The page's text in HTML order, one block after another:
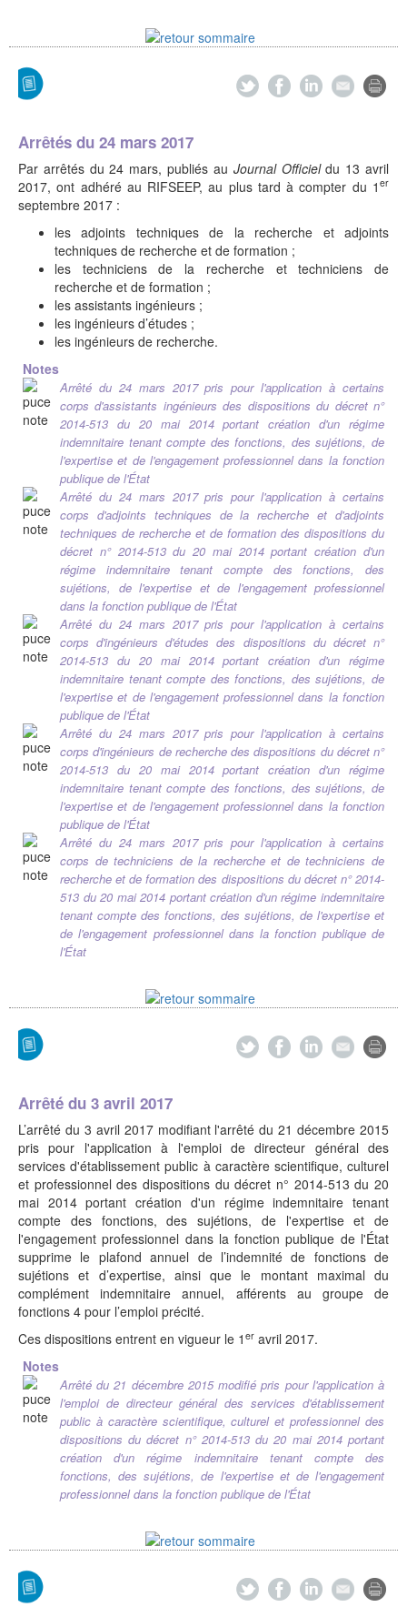
Arrêtés du 24 mars 2017
Par arrêtés du 24 mars, publiés au Journal Officieldu 13 avril
2017, ont adhéré au RIFSEEP, au plus tard à compter du 1 er
septembre 2017 :
les adjoints techniques de la recherche et adjoints
techniques de recherche et de formation ;
les techniciens de la recherche et techniciens de
recherche et de formation ;
les assistants ingénieurs ;
les ingénieurs d’études ;
les ingénieurs de recherche.
Notes
Arrêté du 24 mars 2017 pris pour l'application à certains
corps d'assistants ingénieurs des dispositions du décret n°
2014-513 du 20 mai 2014 portant création d'un régime
indemnitaire tenant compte des fonctions, des sujétions, de
l'expertise et de l'engagement professionnel dans la fonction
publique de l'État
Arrêté du 24 mars 2017 pris pour l'application à certains
corps d'adjoints techniques de la recherche et d'adjoints
techniques de recherche et de formation des dispositions du
décret n° 2014-513 du 20 mai 2014 portant création d'un
régime indemnitaire tenant compte des fonctions, des
sujétions, de l'expertise et de l'engagement professionnel
dans la fonction publique de l'État
Arrêté du 24 mars 2017 pris pour l'application à certains
corps d'ingénieurs d'études des dispositions du décret n°
2014-513 du 20 mai 2014 portant création d'un régime
indemnitaire tenant compte des fonctions, des sujétions, de
l'expertise et de l'engagement professionnel dans la fonction
publique de l'État
Arrêté du 24 mars 2017 pris pour l'application à certains
corps d'ingénieurs de recherche des dispositions du décret n°
2014-513 du 20 mai 2014 portant création d'un régime
indemnitaire tenant compte des fonctions, des sujétions, de
l'expertise et de l'engagement professionnel dans la fonction
publique de l'État
Arrêté du 24 mars 2017 pris pour l'application à certains
corps de techniciens de la recherche et de techniciens de
recherche et de formation des dispositions du décret n° 2014-
513 du 20 mai 2014 portant création d'un régime indemnitaire
tenant compte des fonctions, des sujétions, de l'expertise et
de l'engagement professionnel dans la fonction publique de
l'État
Arrêté du 3 avril 2017
L’arrêté du 3 avril 2017 modifiant l'arrêté du 21 décembre 2015
pris pour l'application à l'emploi de directeur général des
services d'établissement public à caractère scientifique, culturel
et professionnel des dispositions du décret n° 2014-513 du 20
mai 2014 portant création d'un régime indemnitaire tenant
compte des fonctions, des sujétions, de l'expertise et de
l'engagement professionnel dans la fonction publique de l'État
supprime le plafond annuel de l’indemnité de fonctions de
sujétions et d’expertise, ainsi que le montant maximal du
complément indemnitaire annuel, afférents au groupe de
fonctions 4 pour l’emploi précité.
Ces dispositions entrent en vigueur le 1 er avril 2017.
Notes
Arrêté du 21 décembre 2015 modifié pris pour l'application à
l'emploi de directeur général des services d'établissement
public à caractère scientifique, culturel et professionnel des
dispositions du décret n° 2014-513 du 20 mai 2014 portant
création d'un régime indemnitaire tenant compte des
fonctions, des sujétions, de l'expertise et de l'engagement
professionnel dans la fonction publique de l'État